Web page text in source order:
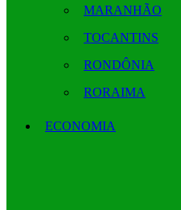
MARANHÃO
TOCANTINS
RONDÔNIA
RORAIMA
ECONOMIA